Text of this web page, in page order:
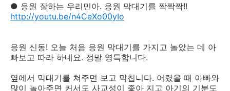
● 응원 잘하는 우리민아. 응원 막대기를 짝짝짝!!
http://youtu.be/n4CeXo00yIo
응원 신동! 오늘 처음 응원 막대기를 가지고 놀았는 데 아
빠보고 따라 하네요. 정말 영특합니다.
옆에서 막대기를 쳐주면 보고 막칩니다. 어렸을 때 아빠와
많이 놀아주면 커서도 사교성이 좋아 지고 아기의 기분도